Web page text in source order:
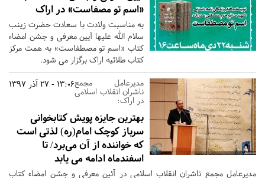
«اسم تو مصفاست» در اراک
به مناسبت ولادت با سعادت حضرت زینب
سلام الله علیها آیین معرفی و جشن امضاء
کتاب «اسم تو مصطفاست» به همت مرکز
کتاب طلائیه اراک برگزار می شود.
13:06 - 27 آذر 1397مدیرعامل مجمع
ناشران انقلاب اسلامی
در اراک:
بهترین جایزه پویش کتابخوانی
سرباز کوچک امام(ره) لذتی است
که خواننده از آن می‌برد/ تا
اسفندماه ادامه می یابد
مدیرعامل مجمع ناشران انقلاب اسلامی در آئین معرفی و جشن امضاء کتاب